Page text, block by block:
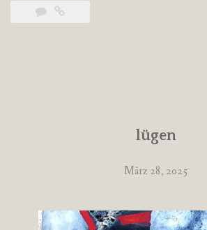
lügen
März 28, 2025